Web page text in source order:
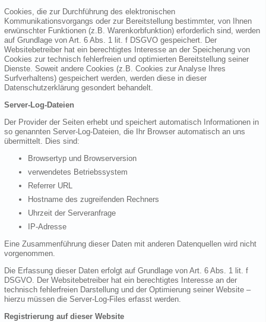
Cookies, die zur Durchführung des elektronischen
Kommunikationsvorgangs oder zur Bereitstellung bestimmter, von Ihnen
erwünschter Funktionen (z.B. Warenkorbfunktion) erforderlich sind, werden
auf Grundlage von Art. 6 Abs. 1 lit. f DSGVO gespeichert. Der
Websitebetreiber hat ein berechtigtes Interesse an der Speicherung von
Cookies zur technisch fehlerfreien und optimierten Bereitstellung seiner
Dienste. Soweit andere Cookies (z.B. Cookies zur Analyse Ihres
Surfverhaltens) gespeichert werden, werden diese in dieser
Datenschutzerklärung gesondert behandelt.
Server-Log-Dateien
Der Provider der Seiten erhebt und speichert automatisch Informationen in
so genannten Server-Log-Dateien, die Ihr Browser automatisch an uns
übermittelt. Dies sind:
Browsertyp und Browserversion
verwendetes Betriebssystem
Referrer URL
Hostname des zugreifenden Rechners
Uhrzeit der Serveranfrage
IP-Adresse
Eine Zusammenführung dieser Daten mit anderen Datenquellen wird nicht
vorgenommen.
Die Erfassung dieser Daten erfolgt auf Grundlage von Art. 6 Abs. 1 lit. f
DSGVO. Der Websitebetreiber hat ein berechtigtes Interesse an der
technisch fehlerfreien Darstellung und der Optimierung seiner Website –
hierzu müssen die Server-Log-Files erfasst werden.
Registrierung auf dieser Website